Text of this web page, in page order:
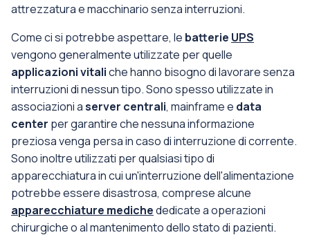
attrezzatura e macchinario senza interruzioni.
Come ci si potrebbe aspettare, le batterie UPS
vengono generalmente utilizzate per quelle
applicazioni vitaliche hanno bisogno di lavorare senza
interruzioni di nessun tipo. Sono spesso utilizzate in
associazioni aserver centrali, mainframe e data
center per garantire che nessuna informazione
preziosa venga persa in caso di interruzione di corrente.
Sono inoltre utilizzati per qualsiasi tipo di
apparecchiatura in cui un'interruzione dell'alimentazione
potrebbe essere disastrosa, comprese alcune
apparecchiature medichededicate a operazioni
chirurgiche o al mantenimento dello stato di pazienti.